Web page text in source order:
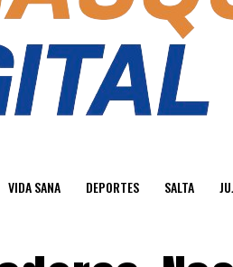
VIDA SANA DEPORTES SALTA